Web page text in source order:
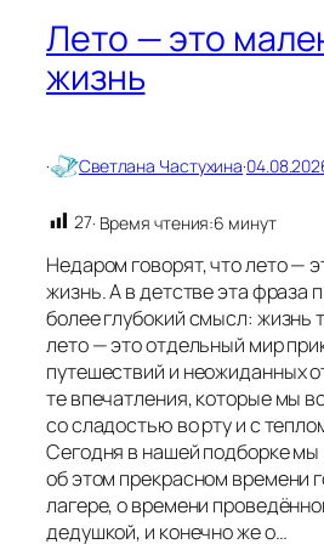
Лето — это
жизнь
· Светлана Частухина·
27· Время чтения:6 минут
Недаром говорят, что лето —
жизнь. А в детстве эта фраза
более глубокий смысл: жизнь
лето — это отдельный мир
путешествий и неожиданных
те впечатления, которые мы
со сладостью во рту и с
Сегодня в нашей подборке мы
об этом прекрасном времени
лагере, о времени
дедушкой, и конечно же о…